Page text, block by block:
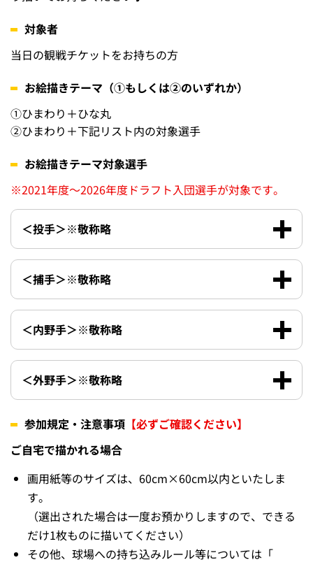
7月18日
（
カープ
（日）
7月20日
（月・祝 ）
お絵かきアピールコンテストを開催！
ひな丸や選手、ひまわりをテーマにしたイラストを描い
て、イニング間にカメラに向かってアピールしよう！優秀
賞に選ばれた方には、選手の「直筆サイン」をイラストに
添えてお返しします☆
期間中は、球場前広場にも用紙やお絵かき用具を準備し
た“お絵かきブース”をご用意しますが、ぜひお家でじっく
り描いてお持ちください♪
対象者
当日の観戦チケットをお持ちの方
お絵描きテーマ（①もしくは②のいずれか）
①ひまわり＋ひな丸
②ひまわり＋下記リスト内の対象選手
お絵描きテーマ対象選手
※2021年度～2026年度ドラフト入団選手が対象です。